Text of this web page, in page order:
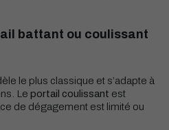
battant ou coulissant
le plus classique et s’adapte à
Le portail coulissant est
de dégagement est limité ou